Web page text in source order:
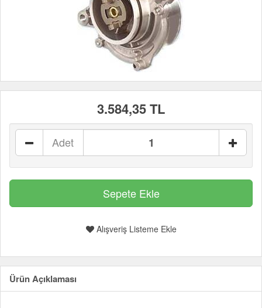
3.584,35 TL
Adet
Alışveriş Listeme Ekle
Ürün Açıklaması